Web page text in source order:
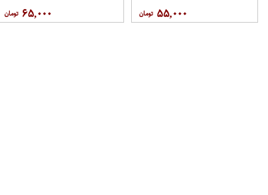
۵۵,۰۰۰ ۶۵,۰۰۰